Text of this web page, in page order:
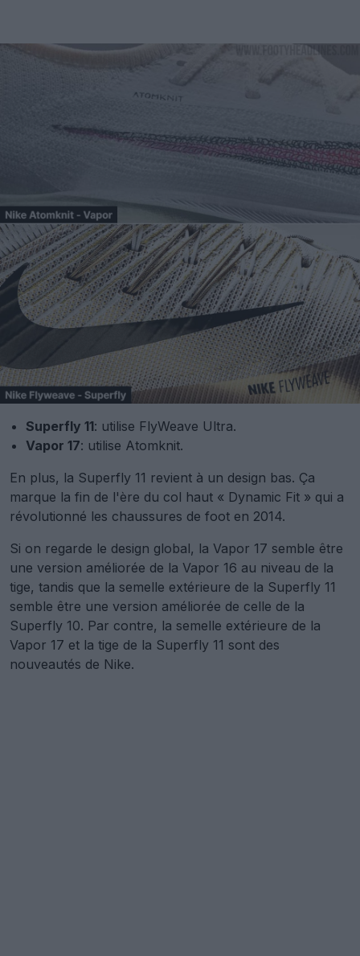
Superfly 11: utilise FlyWeave Ultra.
Vapor 17: utilise Atomknit.
En plus, la Superfly 11 revient à un design bas. Ça
marque la fin de l'ère du col haut « Dynamic Fit » qui a
révolutionné les chaussures de foot en 2014.
Si on regarde le design global, la Vapor 17 semble être
une version améliorée de la Vapor 16 au niveau de la
tige, tandis que la semelle extérieure de la Superfly 11
semble être une version améliorée de celle de la
Superfly 10. Par contre, la semelle extérieure de la
Vapor 17 et la tige de la Superfly 11 sont des
nouveautés de Nike.